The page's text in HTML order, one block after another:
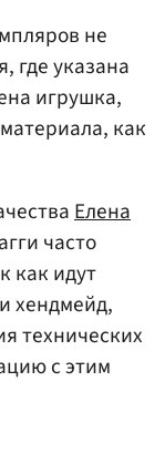
не
где указана
игрушка,
как
Елена
часто
как идут
хендмейд,
технических
с этим